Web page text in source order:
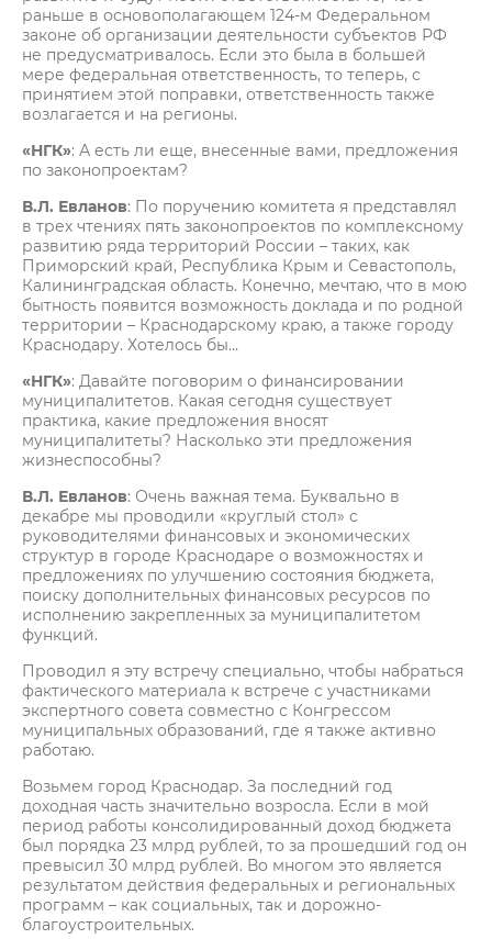
раньше в основополагающем 124-м Федеральном
законе об организации деятельности субъектов РФ
не предусматривалось. Если это была в большей
мере федеральная ответственность, то теперь, с
принятием этой поправки, ответственность также
возлагается и на регионы.
«НГК»: А есть ли еще, внесенные вами, предложения
по законопроектам?
В.Л. Евланов: По поручению комитета я представлял
в трех чтениях пять законопроектов по комплексному
развитию ряда территорий России – таких, как
Приморский край, Республика Крым и Севастополь,
Калининградская область. Конечно, мечтаю, что в мою
бытность появится возможность доклада и по родной
территории – Краснодарскому краю, а также городу
Краснодару. Хотелось бы…
«НГК»: Давайте поговорим о финансировании
муниципалитетов. Какая сегодня существует
практика, какие предложения вносят
муниципалитеты? Насколько эти предложения
жизнеспособны?
В.Л. Евланов: Очень важная тема. Буквально в
декабре мы проводили «круглый стол» с
руководителями финансовых и экономических
структур в городе Краснодаре о возможностях и
предложениях по улучшению состояния бюджета,
поиску дополнительных финансовых ресурсов по
исполнению закрепленных за муниципалитетом
функций.
Проводил я эту встречу специально, чтобы набраться
фактического материала к встрече с участниками
экспертного совета совместно с Конгрессом
муниципальных образований, где я также активно
работаю.
Возьмем город Краснодар. За последний год
доходная часть значительно возросла. Если в мой
период работы консолидированный доход бюджета
был порядка 23 млрд рублей, то за прошедший год он
превысил 30 млрд рублей. Во многом это является
результатом действия федеральных и региональных
программ – как социальных, так и дорожно-
благоустроительных.